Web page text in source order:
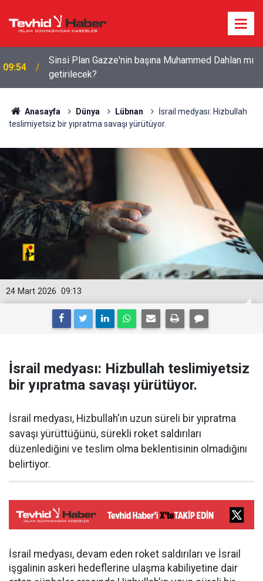
09:11
Devrim Muhafızları: ABD tüm hedeflerinden geri
çekilmek zorunda kaldı
Anasayfa Dünya Lübnan
İsrail medyası: Hizbullah
teslimiyetsiz bir yıpratma savaşı yürütüyor.
09:13
24 Mart 2026
İsrail medyası: Hizbullah teslimiyetsiz
bir yıpratma savaşı yürütüyor.
İsrail medyası, Hizbullah'ın uzun süreli bir yıpratma
savaşı yürüttüğünü, sürekli roket saldırıları
düzenlediğini ve teslim olma beklentisinin olmadığını
belirtiyor.
İsrail medyası, devam eden roket saldırıları ve İsrail
işgalinin askeri hedeflerine ulaşma kabiliyetine dair